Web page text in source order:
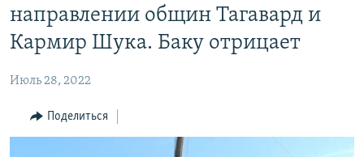
основной
навигации
Перейти
ЭКОНОМИКА
КУЛЬТУРА
направлении общин Тагавард и
Кармир Шука. Баку отрицает
Июль 28, 2022
Поделиться